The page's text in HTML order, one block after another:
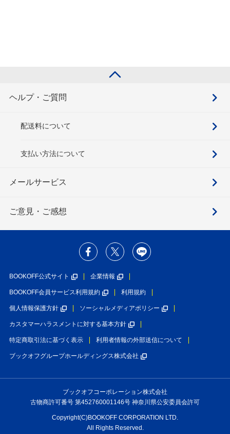
ヘルプ・ご質問
配送料について
支払い方法について
メールサービス
ご意見・ご感想
BOOKOFF公式サイト 企業情報
BOOKOFF会員サービス利用規約 利用規約
個人情報保護方針 ソーシャルメディアポリシー
カスタマーハラスメントに対する基本方針
特定商取引法に基づく表示 利用者情報の外部送信について
ブックオフグループホールディングス株式会社
ブックオフコーポレーション株式会社
古物商許可番号 第452760001146号 神奈川県公安委員会許可
Copyright(C)BOOKOFF CORPORATION LTD.
All Rights Reserved.